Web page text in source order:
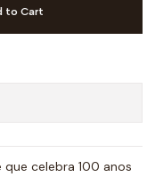
to Cart
celebra 100 anos